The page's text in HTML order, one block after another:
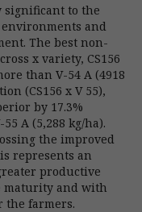
significant to the
and
The best non-
x variety, CS156
than V-54 A (4918
(CS156 x V 55),
by 17.3%
A (5,288 kg/ha).
the improved
represents an
productive
maturity and with
the farmers.